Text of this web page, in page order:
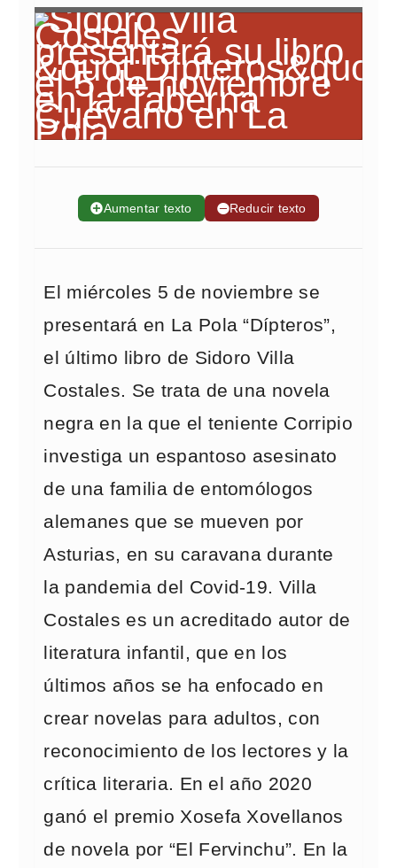
➕Aumentar texto ➖Reducir texto
El miércoles 5 de noviembre se
presentará en La Pola “Dípteros”,
el último libro de Sidoro Villa
Costales. Se trata de una novela
negra en la que el teniente Corripio
investiga un espantoso asesinato
de una familia de entomólogos
alemanes que se mueven por
Asturias, en su caravana durante
la pandemia del Covid-19. Villa
Costales es un acreditado autor de
literatura infantil, que en los
últimos años se ha enfocado en
crear novelas para adultos, con
reconocimiento de los lectores y la
crítica literaria. En el año 2020
ganó el premio Xosefa Xovellanos
de novela por “El Fervinchu”. En la